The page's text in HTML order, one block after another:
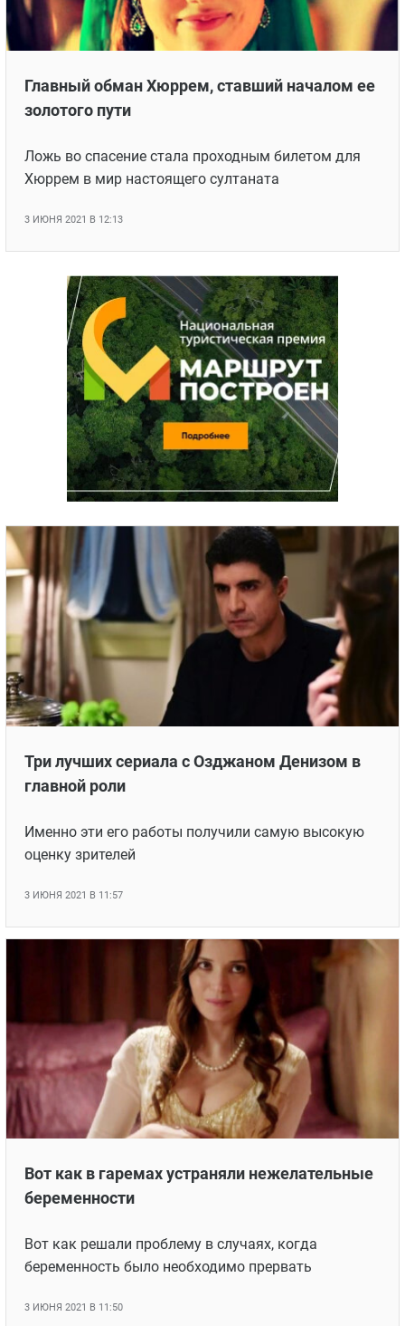
МЕЛОДРАМЫ
ИСПАНИЯ
СВЕТСКИЕ НОВОСТИ
ТЕСТЫ
СПОЙЛЕРЫ ИЗ СЕРИАЛОВ
Главный обман Хюррем, ставший началом ее
золотого пути
Ложь во спасение стала проходным билетом для
Хюррем в мир настоящего султаната
3 ИЮНЯ 2021 В 12:13
Три лучших сериала с Озджаном Денизом в
главной роли
Именно эти его работы получили самую высокую
оценку зрителей
3 ИЮНЯ 2021 В 11:57
Вот как в гаремах устраняли нежелательные
беременности
Вот как решали проблему в случаях, когда
беременность было необходимо прервать
3 ИЮНЯ 2021 В 11:50